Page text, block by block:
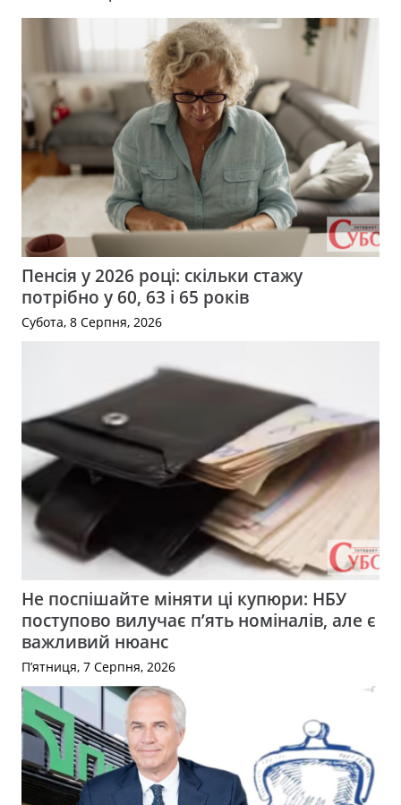
Пенсія у 2026 році: скільки стажу
потрібно у 60, 63 і 65 років
Субота, 8 Серпня, 2026
Не поспішайте міняти ці купюри: НБУ
поступово вилучає п’ять номіналів, але є
важливий нюанс
П’ятниця, 7 Серпня, 2026